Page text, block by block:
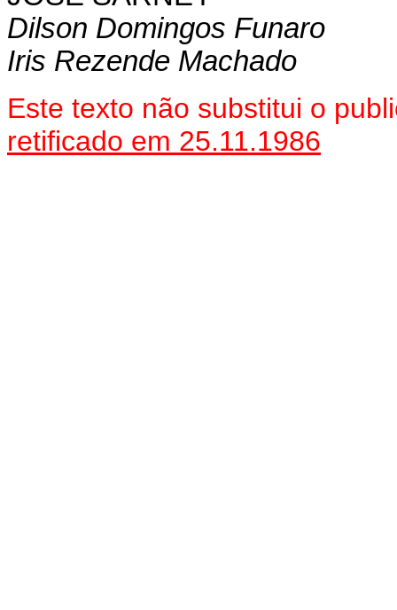
Dilson Domingos Funaro
Iris Rezende Machado
Este texto não substitui o
retificado em 25.11.1986